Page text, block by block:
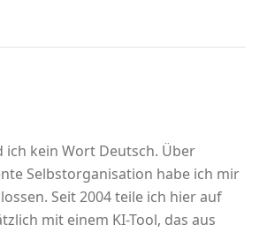
ich kein Wort Deutsch. Über
Selbstorganisation habe ich mir
Seit 2004 teile ich hier auf
mit einem KI-Tool, das aus